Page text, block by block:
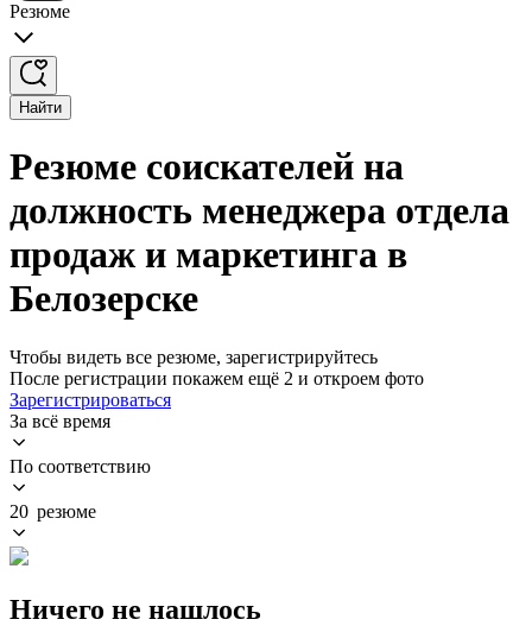
Резюме
Найти
Резюме соискателей на
должность менеджера отдела
продаж и маркетинга в
Белозерске
Чтобы видеть все резюме, зарегистрируйтесь
После регистрации покажем ещё 2 и откроем фото
Зарегистрироваться
За всё время
По соответствию
20 резюме
Ничего не нашлось